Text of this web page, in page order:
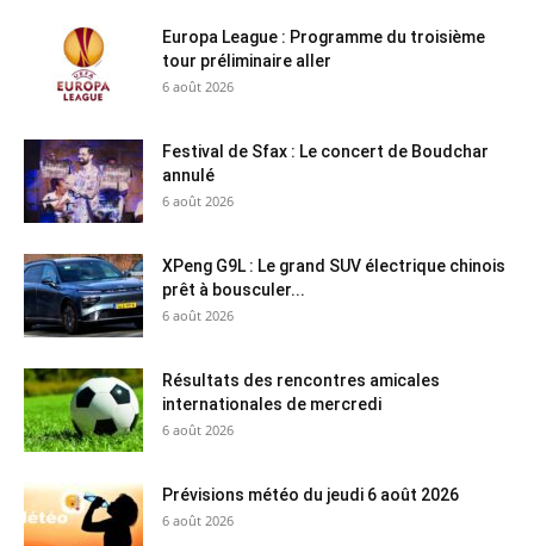
Europa League : Programme du troisième
tour préliminaire aller
6 août 2026
Festival de Sfax : Le concert de Boudchar
annulé
6 août 2026
XPeng G9L : Le grand SUV électrique chinois
prêt à bousculer...
6 août 2026
Résultats des rencontres amicales
internationales de mercredi
6 août 2026
Prévisions météo du jeudi 6 août 2026
6 août 2026